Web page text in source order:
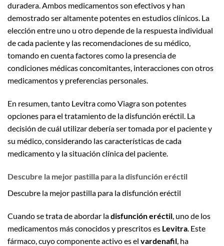
duradera. Ambos medicamentos son efectivos y han
demostrado ser altamente potentes en estudios clínicos. La
elección entre uno u otro depende de la respuesta individual
de cada paciente y las recomendaciones de su médico,
tomando en cuenta factores como la presencia de
condiciones médicas concomitantes, interacciones con otros
medicamentos y preferencias personales.
En resumen, tanto Levitra como Viagra son potentes
opciones para el tratamiento de la disfunción eréctil. La
decisión de cuál utilizar debería ser tomada por el paciente y
su médico, considerando las características de cada
medicamento y la situación clínica del paciente.
Descubre la mejor pastilla para la disfunción eréctil
Descubre la mejor pastilla para la disfunción eréctil
Cuando se trata de abordar ladisfunción eréctil , uno de los
medicamentos más conocidos y prescritos es Levitra . Este
fármaco, cuyo componente activo es el vardenafil , ha